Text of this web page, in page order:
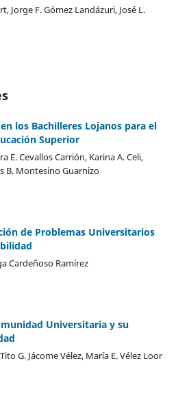
Jorge F. Gómez Landázuri, José L.
los Bachilleres Lojanos para el
Superior
E. Cevallos Carrión, Karina A. Celi,
B. Montesino Guarnizo
de Problemas Universitarios
Cardeñoso Ramírez
Universitaria y su
G. Jácome Vélez, María E. Vélez Loor